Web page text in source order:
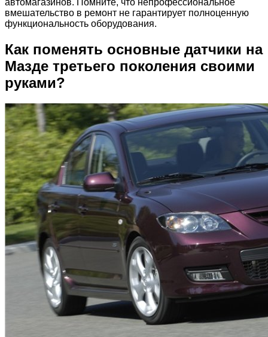
автомагазинов. Помните, что непрофессиональное
вмешательство в ремонт не гарантирует полноценную
функциональность оборудования.
Как поменять основные датчики на
Мазде третьего поколения своими
руками?